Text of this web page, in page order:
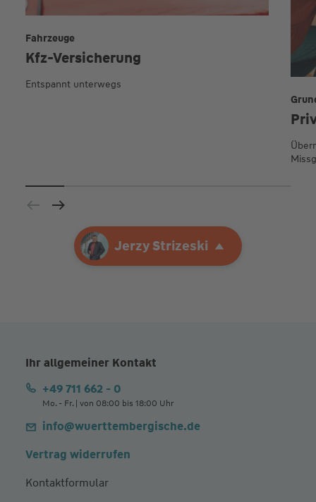
Ihre AgenturJerzy Strizeski
Jerzy Strizeski
Kfz-Versicherung
Fahrzeuge
Entspannt unterwegs
Ihr allgemeiner Kontakt
+49 711 662 - 0
Mo. - Fr. | von 08:00 bis 18:00 Uhr
info@wuerttembergische.de
Vertrag widerrufen
Kontaktformular